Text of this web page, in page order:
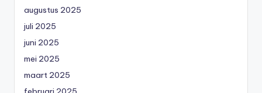
augustus 2025
juli 2025
juni 2025
mei 2025
maart 2025